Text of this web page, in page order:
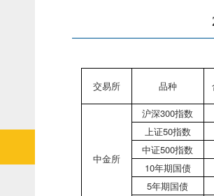
交易所 品种
中金所
沪深300指数
上证50指数
中证500指数
10年期国债
5年期国债